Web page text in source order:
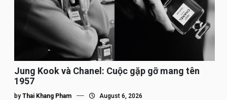
Jung Kook và Chanel: Cuộc gặp gỡ mang tên
1957
by Thai Khang Pham August 6, 2026